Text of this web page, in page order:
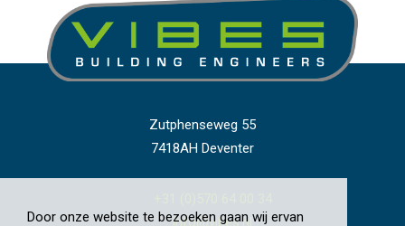
Door onze website te bezoeken gaan wij ervan
Zutphenseweg 55
7418AH Deventer
info@vibes.nl